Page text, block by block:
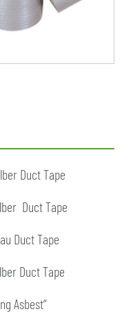
Duct Tape
Duct Tape
Duct Tape
Duct Tape
Asbest“